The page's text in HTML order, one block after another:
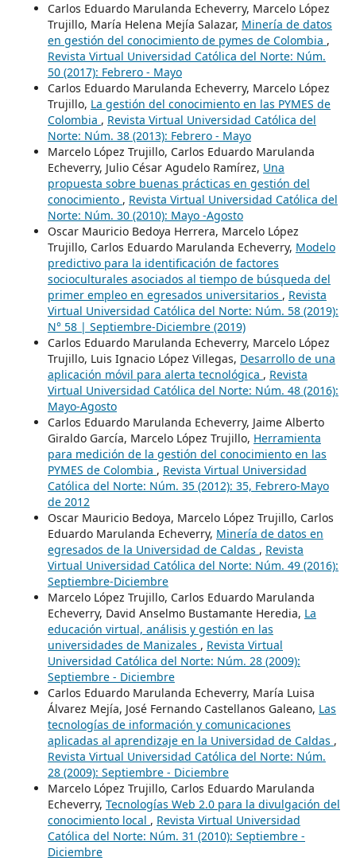
Carlos Eduardo Marulanda Echeverry, Marcelo López
Trujillo, María Helena Mejía Salazar, Minería de datos
en gestión del conocimiento de pymes de Colombia ,
Revista Virtual Universidad Católica del Norte: Núm.
50 (2017): Febrero - Mayo
Carlos Eduardo Marulanda Echeverry, Marcelo López
Trujillo, La gestión del conocimiento en las PYMES de
Colombia , Revista Virtual Universidad Católica del
Norte: Núm. 38 (2013): Febrero - Mayo
Marcelo López Trujillo, Carlos Eduardo Marulanda
Echeverry, Julio César Agudelo Ramírez, Una
propuesta sobre buenas prácticas en gestión del
conocimiento , Revista Virtual Universidad Católica del
Norte: Núm. 30 (2010): Mayo -Agosto
Oscar Mauricio Bedoya Herrera, Marcelo López
Trujillo, Carlos Eduardo Marulanda Echeverry, Modelo
predictivo para la identificación de factores
socioculturales asociados al tiempo de búsqueda del
primer empleo en egresados universitarios , Revista
Virtual Universidad Católica del Norte: Núm. 58 (2019):
N° 58 | Septiembre-Diciembre (2019)
Carlos Eduardo Marulanda Echeverry, Marcelo López
Trujillo, Luis Ignacio López Villegas, Desarrollo de una
aplicación móvil para alerta tecnológica , Revista
Virtual Universidad Católica del Norte: Núm. 48 (2016):
Mayo-Agosto
Carlos Eduardo Marulanda Echeverry, Jaime Alberto
Giraldo García, Marcelo López Trujillo, Herramienta
para medición de la gestión del conocimiento en las
PYMES de Colombia , Revista Virtual Universidad
Católica del Norte: Núm. 35 (2012): 35, Febrero-Mayo
de 2012
Oscar Mauricio Bedoya, Marcelo López Trujillo, Carlos
Eduardo Marulanda Echeverry, Minería de datos en
egresados de la Universidad de Caldas , Revista
Virtual Universidad Católica del Norte: Núm. 49 (2016):
Septiembre-Diciembre
Marcelo López Trujillo, Carlos Eduardo Marulanda
Echeverry, David Anselmo Bustamante Heredia, La
educación virtual, análisis y gestión en las
universidades de Manizales , Revista Virtual
Universidad Católica del Norte: Núm. 28 (2009):
Septiembre - Diciembre
Carlos Eduardo Marulanda Echeverry, María Luisa
Álvarez Mejía, José Fernando Castellanos Galeano, Las
tecnologías de información y comunicaciones
aplicadas al aprendizaje en la Universidad de Caldas ,
Revista Virtual Universidad Católica del Norte: Núm.
28 (2009): Septiembre - Diciembre
Marcelo López Trujillo, Carlos Eduardo Marulanda
Echeverry, Tecnologías Web 2.0 para la divulgación del
conocimiento local , Revista Virtual Universidad
Católica del Norte: Núm. 31 (2010): Septiembre -
Diciembre